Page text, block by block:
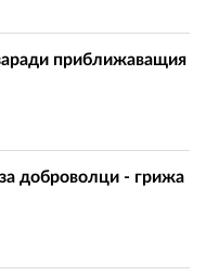
приближаващия
доброволци - грижа